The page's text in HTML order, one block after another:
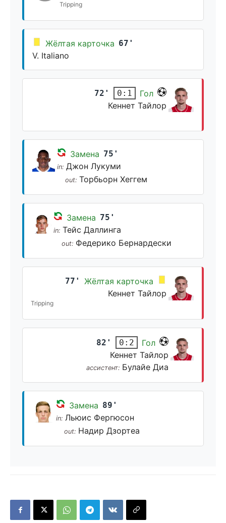
Tripping
Жёлтая карточка 67'
V. Italiano
72' 0:1
Гол
Кеннет Тайлор
Замена 75'
in: Джон Лукуми
out: Торбьорн Хеггем
Замена 75'
in: Тейс Даллинга
out: Федерико Бернардески
77'
Жёлтая карточка
Кеннет Тайлор
Tripping
82' 0:2
Гол
Кеннет Тайлор
ассистент: Булайе Диа
Замена 89'
in: Льюис Фергюсон
out: Надир Дзортеа